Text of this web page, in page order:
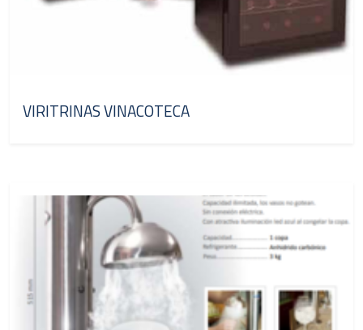
VIRITRINAS VINACOTECA